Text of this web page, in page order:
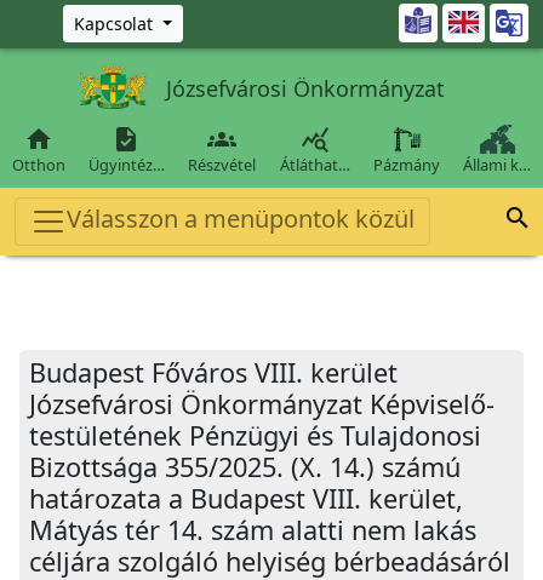
Ugrás a fő tartalomra
Kapcsolat 
Józsefvárosi Önkormányzat

Otthon

Ügyintéz…

Részvétel

Átláthat… Pázmány Állami k…
Válasszon a menüpontok közül 
Budapest Főváros VIII. kerület
Józsefvárosi Önkormányzat Képviselő-
testületének Pénzügyi és Tulajdonosi
Bizottsága 355/2025. (X. 14.) számú
határozata a Budapest VIII. kerület,
Mátyás tér 14. szám alatti nem lakás
céljára szolgáló helyiség bérbeadásáról